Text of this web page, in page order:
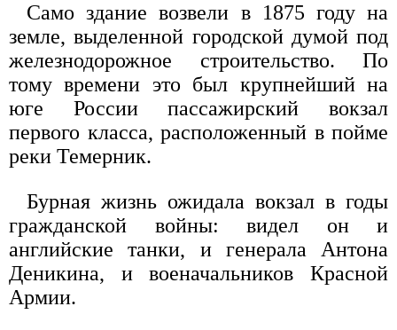
Само здание возвели в 1875 году на
земле, выделенной городской думой под
железнодорожное строительство. По
тому времени это был крупнейший на
юге России пассажирский вокзал
первого класса, расположенный в пойме
реки Темерник.
Бурная жизнь ожидала вокзал в годы
гражданской войны: видел он и
английские танки, и генерала Антона
Деникина, и военачальников Красной
Армии.